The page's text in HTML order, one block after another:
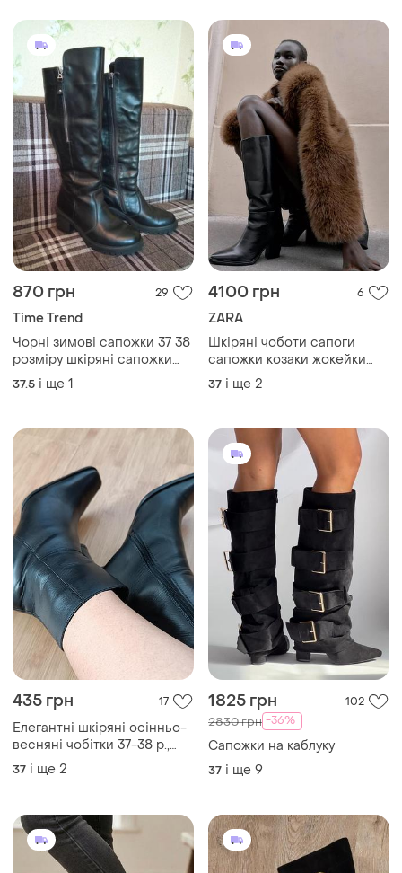
870 грн 29
Time Trend
Чорні зимові сапожки 37 38
розміру шкіряні сапожки
зимові 38 розміру черные
зимние сапоги 38 размера
37.5 і ще 1
4100 грн 6
ZARA
Шкіряні чоботи сапоги
сапожки козаки жокейки
zara
37 і ще 2
435 грн 17
Елегантні шкіряні осінньо-
весняні чобітки 37-38 р.,
чоботи, сапожки демісезон
37 і ще 2
1825 грн 102
2830 грн -36%
Сапожки на каблуку
37 і ще 9